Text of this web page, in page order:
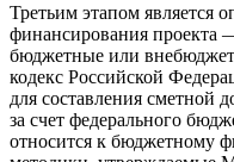
Третьим этапом является
финансирования проекта
бюджетные или
кодекс Российской
для составления сметной
за счет федерального
относится к бюджетному